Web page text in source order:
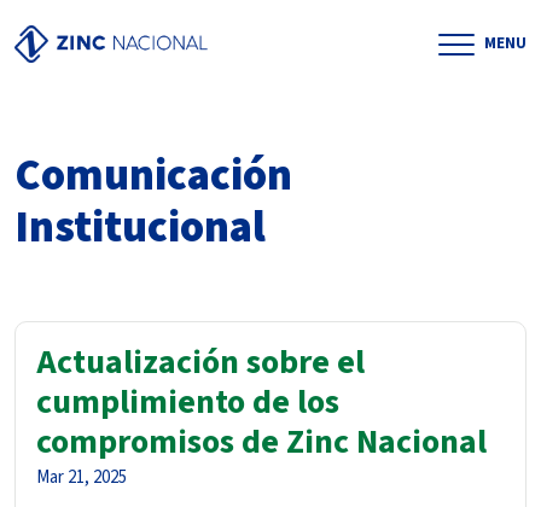
MENU
Comunicación
Institucional
Actualización sobre el
cumplimiento de los
compromisos de Zinc Nacional
Mar 21, 2025